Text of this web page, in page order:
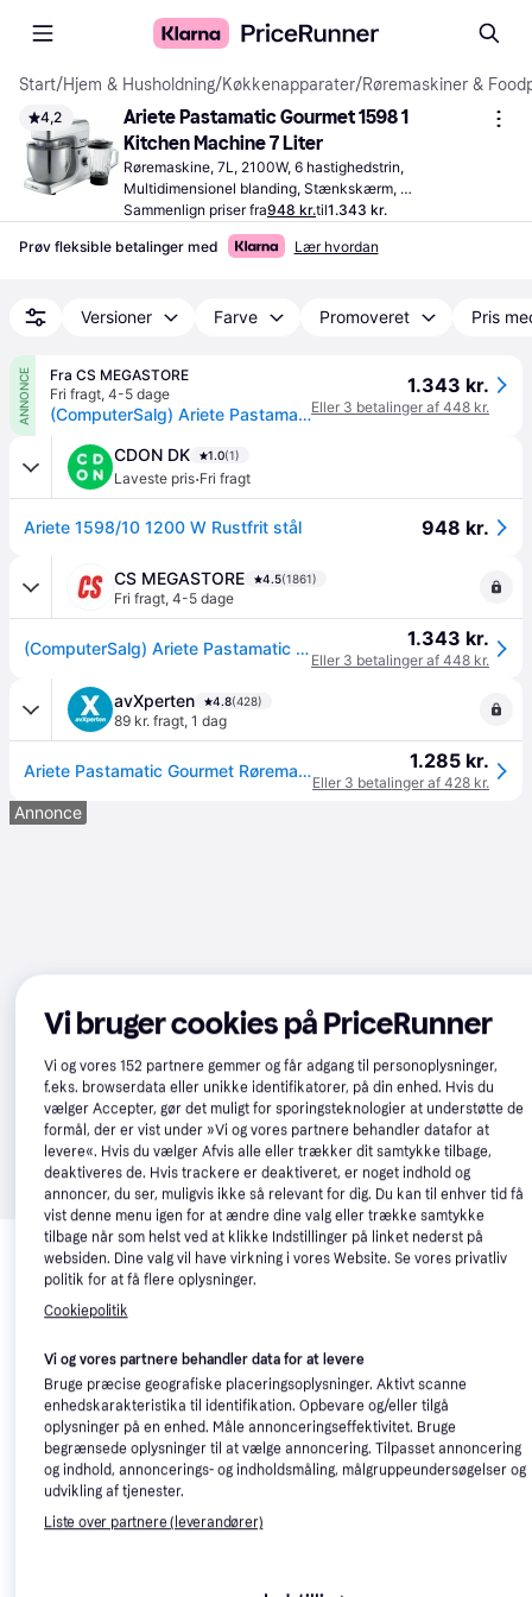
Start/Hjem & Husholdning/Køkkenapparater/Røremaskiner &
4,2
Ariete Pastamatic Gourmet 1598 1
Kitchen Machine 7 Liter
Røremaskine, 7L, 2100W, 6 hastighedstrin,
Multidimensionel blanding, Stænkskærm,
Turbo-/pulsfunktion, Inkl. Piskeindsats, Dejkrog,
Sammenlign priser fra948 kr.til1.343 kr.
Prøv fleksible betalinger med Lær hvordan
Versioner Farve Promoveret Pris
ANNONCE
Fra CS MEGASTORE
Fri fragt, 4-5 dage
(ComputerSalg) Ariete Pastamatic Gourmet 1598/1 - Køkkenmaskine - 2100 W
1.343 kr.
Eller 3 betalinger af 448 kr.
CDON DK 1.0(1)
Laveste pris·Fri fragt
Ariete 1598/10 1200 W Rustfrit stål 948 kr.
CS MEGASTORE 4.5(1861)
Fri fragt, 4-5 dage
(ComputerSalg) Ariete Pastamatic Gourmet 1598/1 - Køkkenmaskine - 2100 W 1.343 kr.
Eller 3 betalinger af 448 kr.
avXperten 4.8(428)
89 kr. fragt, 1 dag
Ariete Pastamatic Gourmet Røremaskine med blender (7L) 1.285 kr.
Eller 3 betalinger af 428 kr.
Annonce
Relaterede produkter
Se vores forslag til andre produkter, der matcher dine
interesser.
Vis alle
Vi bruger cookies på PriceRunner
Vi og vores152 partnere gemmer og får adgang til personoplysninger,
f.eks. browserdata eller unikke identifikatorer, på din enhed. Hvis du
vælger Accepter, gør det muligt for sporingsteknologier at understøtte de
formål, der er vist under »Vi og vores partnere behandler datafor at
levere«. Hvis du vælger Afvis alle eller trækker dit samtykke tilbage,
deaktiveres de. Hvis trackere er deaktiveret, er noget indhold og
annoncer, du ser, muligvis ikke så relevant for dig. Du kan til enhver tid få
vist denne menu igen for at ændre dine valg eller trække samtykke
tilbage når som helst ved at klikke Indstillinger på linket nederst på
websiden. Dine valg vil have virkning i vores Website. Se vores privatliv
politik for at få flere oplysninger.
Cookiepolitik
Vi og vores partnere behandler data for at levere
Bruge præcise geografiske placeringsoplysninger. Aktivt scanne
enhedskarakteristika til identifikation. Opbevare og/eller tilgå
oplysninger på en enhed. Måle annonceringseffektivitet. Bruge
begrænsede oplysninger til at vælge annoncering. Tilpasset annoncering
og indhold, annoncerings- og indholdsmåling, målgruppeundersøgelser og
udvikling af tjenester.
Liste over partnere (leverandører)